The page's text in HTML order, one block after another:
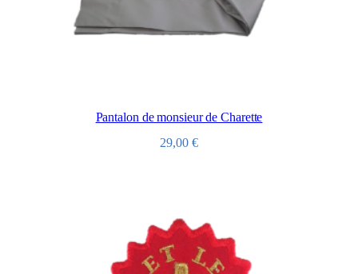
Pantalon de monsieur de Charette
29,00 €